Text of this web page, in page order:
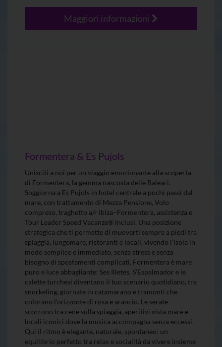
Maggiori informazioni
Formentera & Es Pujols
Unisciti a noi per un viaggio emozionante alla scoperta
di Formentera, la gemma nascosta delle Baleari.
Soggiorna a Es Pujols in hotel centrale a pochi passi dal
mare, con trattamento di Mezza Pensione, Volo
compreso, traghetto a/r Ibiza–Formentera, assistenza e
Tour Leader Speed Vacanze® inclusi. Una posizione
strategica che ti permette di muoverti sempre a piedi tra
spiaggia, lungomare, ristoranti e locali, vivendo l’isola in
modo semplice e immediato, senza stress e senza
bisogno di spostamenti complicati. Formentera è mare
puro e luce abbagliante: Ses Illetes, S’Espalmador e le
calette turchesi diventano il tuo scenario quotidiano, tra
snorkeling, giornate in catamarano e tramonti che
colorano l’orizzonte di rosa e arancio. Le serate
scorrono tra cene sulla spiaggia, aperitivi vista mare e
locali iconici dove la musica accompagna senza eccessi.
Qui il ritmo è elegante, naturale, spontaneo: un
equilibrio perfetto tra relax e socialità da vivere insieme